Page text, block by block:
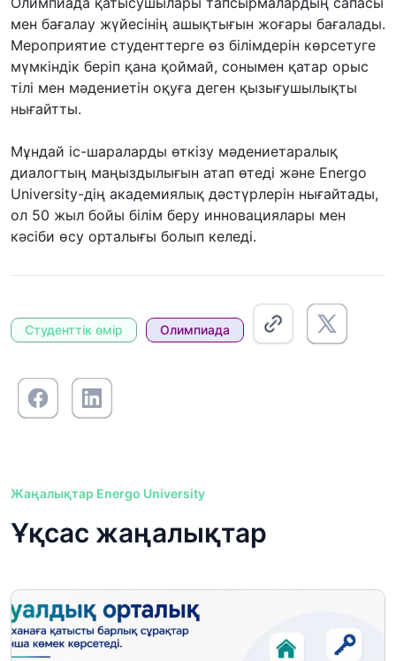
мен бағалау жүйесінің ашықтығын жоғары бағалады.
Мероприятие студенттерге өз білімдерін көрсетуге
мүмкіндік беріп қана қоймай, сонымен қатар орыс
тілі мен мәдениетін оқуға деген қызығушылықты
нығайтты.
Мұндай іс-шараларды өткізу мәдениетаралық
диалогтың маңыздылығын атап өтеді және Energo
University-дің академиялық дәстүрлерін нығайтады,
ол 50 жыл бойы білім беру инновациялары мен
кәсіби өсу орталығы болып келеді.
Студенттік өмір Олимпиада
Жаңалықтар Energo University
Ұқсас жаңалықтар